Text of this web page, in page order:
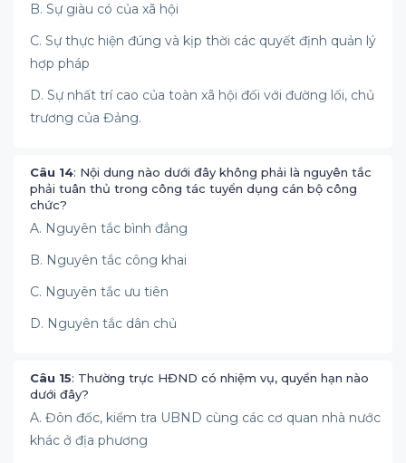
B. Sự giàu có của xã hội
C. Sự thực hiện đúng và kịp thời các quyết định quản lý
hợp pháp
D. Sự nhất trí cao của toàn xã hội đối với đường lối, chủ
trương của Đảng.
Câu 14: Nội dung nào dưới đây không phải là nguyên tắc
phải tuân thủ trong công tác tuyển dụng cán bộ công
chức?
A. Nguyên tắc bình đẳng
B. Nguyên tắc công khai
C. Nguyên tắc ưu tiên
D. Nguyên tắc dân chủ
Câu 15: Thường trực HĐND có nhiệm vụ, quyền hạn nào
dưới đây?
A. Đôn đốc, kiểm tra UBND cùng các cơ quan nhà nước
khác ở địa phương